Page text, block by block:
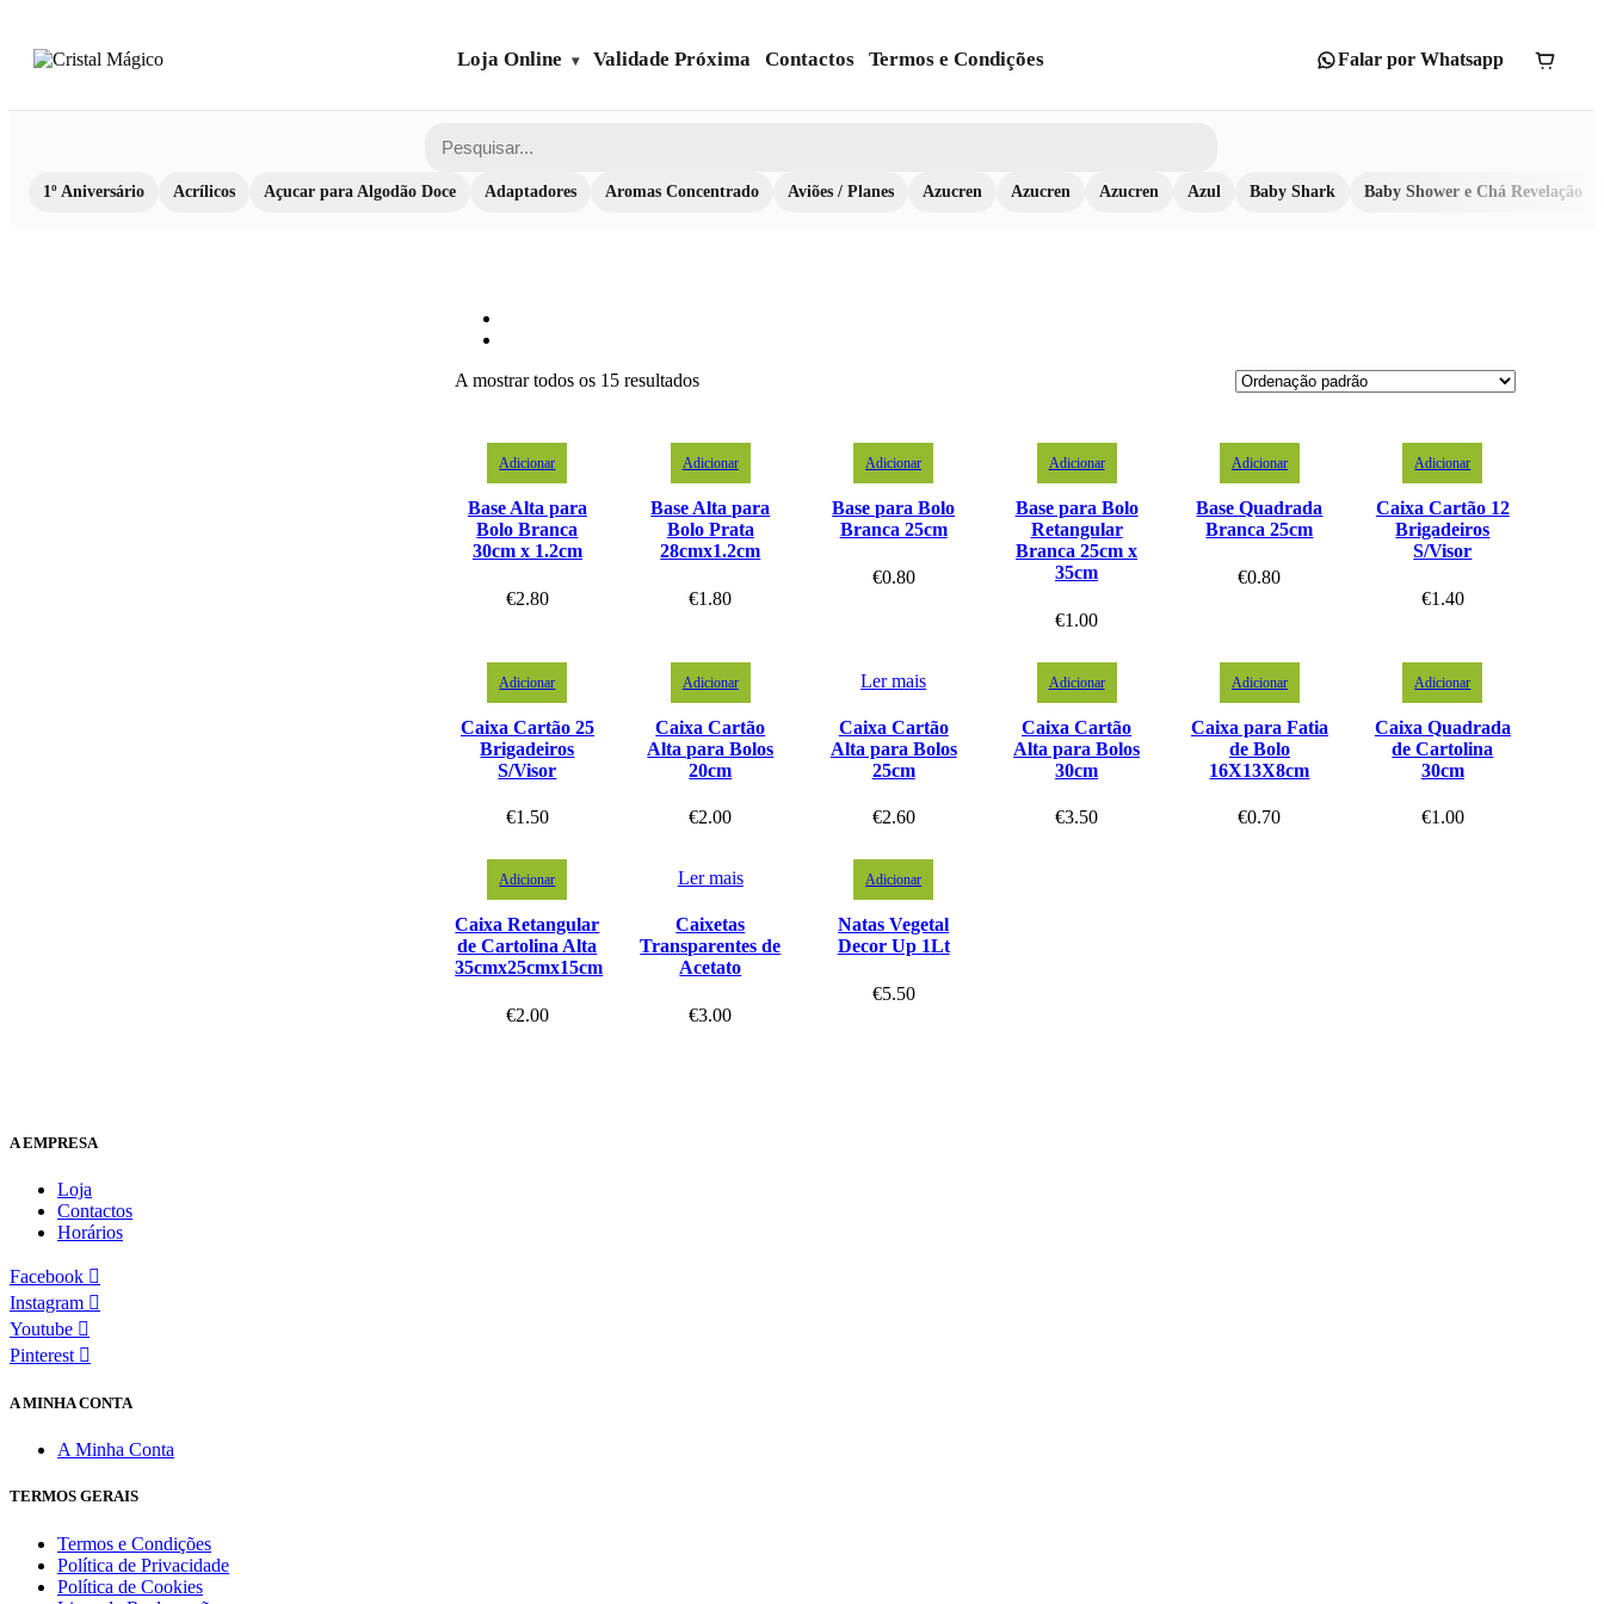
Loja Online Validade Próxima Contactos Termos e Condições Falar por Whatsapp
1º Aniversário Acrílicos Açucar para Algodão Doce Adaptadores Aromas Concentrado Aviões / Planes Azucren Azucren Azucren Azul Baby Shark Baby Shower e Chá Revelação
A mostrar todos os 15 resultados
Adicionar
Base Alta para
Bolo Branca
30cm x 1.2cm
€2.80
Adicionar
Base Alta para
Bolo Prata
28cmx1.2cm
€1.80
Adicionar
Base para Bolo
Branca 25cm
€0.80
Adicionar
Base para Bolo
Retangular
Branca 25cm x
35cm
€1.00
Adicionar
Base Quadrada
Branca 25cm
€0.80
Adicionar
Caixa Cartão 12
Brigadeiros
S/Visor
€1.40
Adicionar
Caixa Cartão 25
Brigadeiros
S/Visor
€1.50
Adicionar
Caixa Cartão
Alta para Bolos
20cm
€2.00
Ler mais
Caixa Cartão
Alta para Bolos
25cm
€2.60
Adicionar
Caixa Cartão
Alta para Bolos
30cm
€3.50
Adicionar
Caixa para Fatia
de Bolo
16X13X8cm
€0.70
Adicionar
Caixa Quadrada
de Cartolina
30cm
€1.00
Adicionar
Caixa Retangular
de Cartolina Alta
35cmx25cmx15cm
€2.00
Ler mais
Caixetas
Transparentes de
Acetato
€3.00
Adicionar
Natas Vegetal
Decor Up 1Lt
€5.50
A EMPRESA
Loja
Contactos
Horários
Facebook
Instagram
Youtube
Pinterest
A MINHA CONTA
A Minha Conta
TERMOS GERAIS
Termos e Condições
Política de Privacidade
Política de Cookies